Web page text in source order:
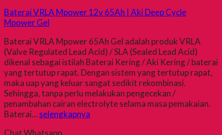
Baterai VRLA Mpower 12v 65Ah | Aki Deep Cycle
Mpower Gel
Baterai VRLA Mpower 65Ah Gel adalah produk VRLA
(Valve Regulated Lead Acid) / SLA (Sealed Lead Acid)
dikenal sebagai istilah Baterai Kering / Aki Kering / baterai
yang tertutup rapat. Dengan sistem yang tertutup rapat,
maka uap yang keluar sangat sedikit rekombinasi.
Sehingga, tanpa perlu melakukan pengecekan /
penambahan cairan electrolyte selama masa pemakaian.
Baterai…selengkapnya
Chat Whatsapp